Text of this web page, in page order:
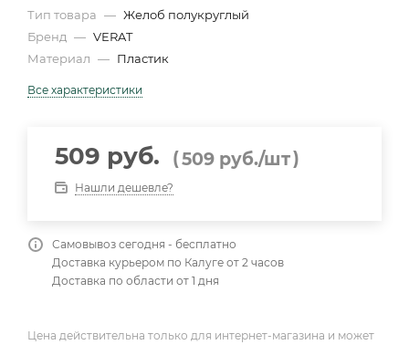
Тип товара — Желоб полукруглый
Бренд — VERAT
Материал — Пластик
Все характеристики
509 руб. (509 руб./шт)
Нашли дешевле?
Самовывоз сегодня - бесплатно
Доставка курьером по Калуге от 2 часов
Доставка по области от 1 дня
Цена действительна только для интернет-магазина и может